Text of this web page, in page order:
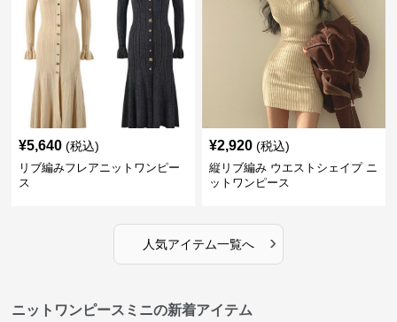
¥5,640 (税込)
リブ編みフレアニットワンピー
ス
¥2,920 (税込)
縦リブ編み ウエストシェイプ ニ
ットワンピース
人気アイテム一覧へ ›
ニットワンピースミニの新着アイテム